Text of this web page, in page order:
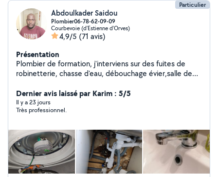
Particulier
Abdoulkader Saidou
Plombier06-78-62-09-09
Courbevoie (d'Estienne d'Orves)
4,9/5 (71 avis)
Présentation
Plombier de formation, j'interviens sur des fuites de
robinetterie, chasse d'eau, débouchage évier,salle de
remplacement chasse d'eau... je suis à votre disposition.
Dernier avis laissé par Karim : 5/5
Il y a 23 jours
Très professionnel.